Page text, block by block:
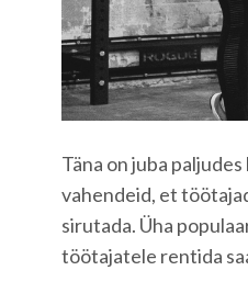
Täna on juba
vahendeid, et
sirutada. Üha
töötajatele rentida